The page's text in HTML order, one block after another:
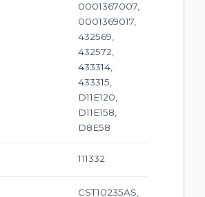
0001367007,
0001369017,
432569,
432572,
433314,
433315,
D11E120,
D11E158,
D8E58
111332
CST10235AS,